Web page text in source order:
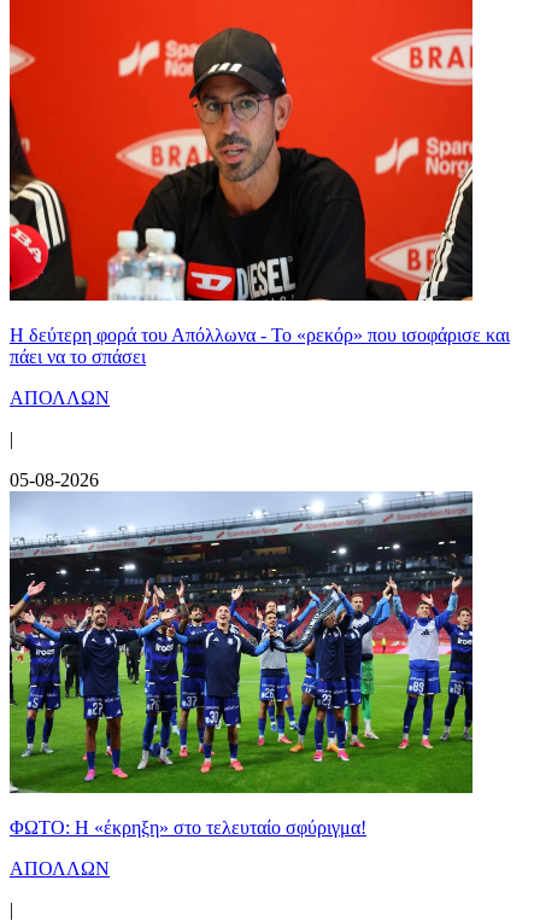
Η δεύτερη φορά του Απόλλωνα - Το «ρεκόρ» που ισοφάρισε και
πάει να το σπάσει
ΑΠΟΛΛΩΝ
|
05-08-2026
ΦΩΤΟ: Η «έκρηξη» στο τελευταίο σφύριγμα!
ΑΠΟΛΛΩΝ
|